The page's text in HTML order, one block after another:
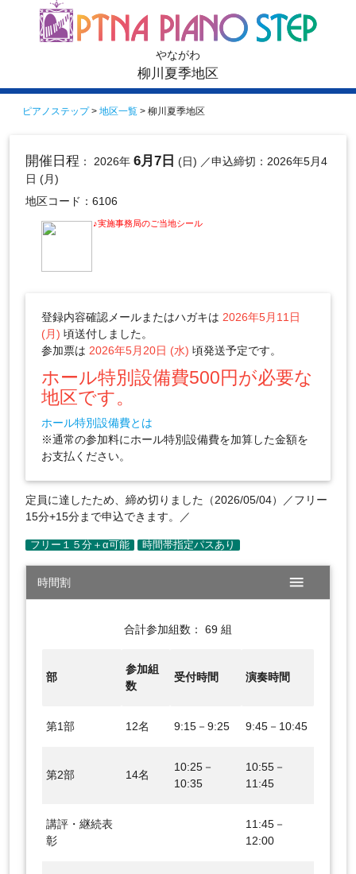
やながわ
柳川夏季地区
ピアノステップ> 地区一覧 > 柳川夏季地区
開催日程 ： 2026年 6月7日 (日) ／申込締切：2026年5月4
日 (月)
地区コード：6106
♪実施事務局のご当地シール
登録内容確認メールまたはハガキは 2026年5月11日
(月) 頃送付しました。
参加票は 2026年5月20日 (水) 頃発送予定です。
ホール特別設備費500円が必要な
地区です。
ホール特別設備費とは
※通常の参加料にホール特別設備費を加算した金額を
お支払ください。
定員に達したため、締め切りました（2026/05/04）／フリー
15分+15分まで申込できます。／
時間割 menu
合計参加組数： 69 組
部
参加組
数
受付時間 演奏時間
第1部 12名 9:15－9:25 9:45－10:45
第2部 14名
10:25－
10:35
10:55－
11:45
講評・継続表
彰
11:45－
12:00